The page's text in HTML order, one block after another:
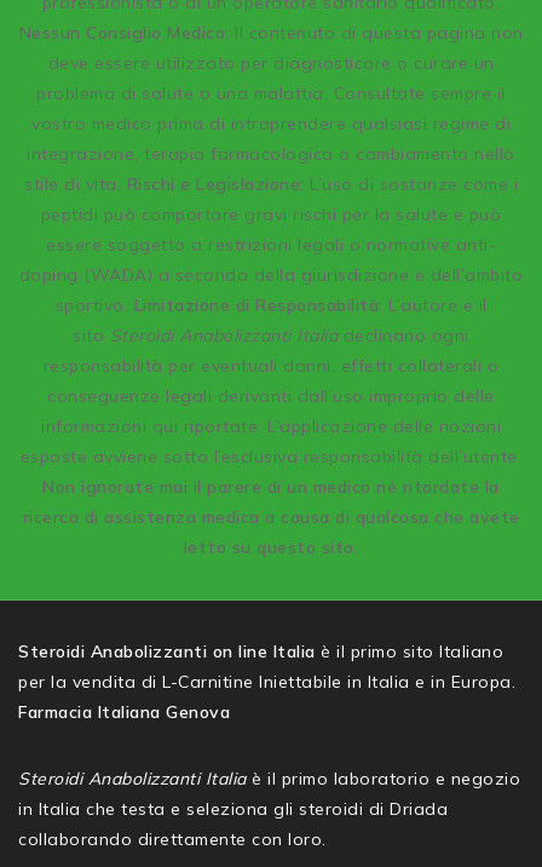
Nessun Consiglio Medico: Il contenuto di questa pagina non
deve essere utilizzato per diagnosticare o curare un
problema di salute o una malattia. Consultate sempre il
vostro medico prima di intraprendere qualsiasi regime di
integrazione, terapia farmacologica o cambiamento nello
stile di vita. Rischi e Legislazione: L’uso di sostanze come i
peptidi può comportare gravi rischi per la salute e può
essere soggetto a restrizioni legali o normative anti-
doping (WADA) a seconda della giurisdizione e dell’ambito
sportivo. Limitazione di Responsabilità: L’autore e il
sito Steroidi Anabolizzanti Italiadeclinano ogni
responsabilità per eventuali danni, effetti collaterali o
conseguenze legali derivanti dall’uso improprio delle
informazioni qui riportate. L’applicazione delle nozioni
esposte avviene sotto l’esclusiva responsabilità dell’utente.
Non ignorate mai il parere di un medico né ritardate la
ricerca di assistenza medica a causa di qualcosa che avete
letto su questo sito.
Steroidi Anabolizzanti on line Italia è il primo sito Italiano
per la vendita di L-Carnitine Iniettabile in Italia e in Europa.
Farmacia Italiana Genova
Steroidi Anabolizzanti Italiaè il primo laboratorio e negozio
in Italia che testa e seleziona gli steroidi di Driada
collaborando direttamente con loro.